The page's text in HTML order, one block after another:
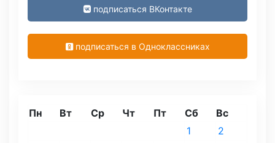
подписаться ВКонтакте
подписаться в Одноклассниках
Пн Вт Ср Чт Пт Сб Вс
1
2